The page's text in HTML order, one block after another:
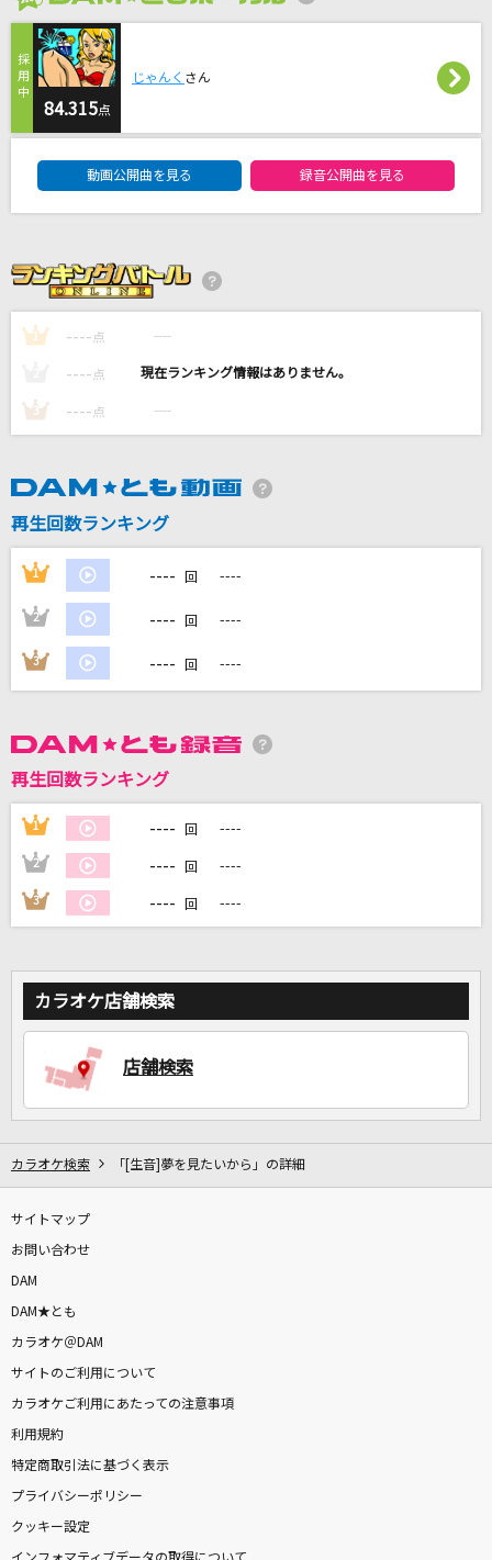
怪獣の花唄
Vaundy
ヘビーローテーション
AKB48
大器晩成
アンジュルム
POP SONG(ビデオクリップバージョン)
米津玄師
DAMの新曲・ランキングなど
カラオケ最新情報をチェック！
カラオケをもっと楽しもう！
自宅でカラオケ歌い放題！
84.315点
じゃんく さん
動画公開曲を見る 録音公開曲を見る
1 ---- 点 ----
---- 点 ----
3 ---- 点 ----
再生回数ランキング
1 ---- 回 ----
2 ---- 回 ----
3 ---- 回 ----
再生回数ランキング
1 ---- 回 ----
2 ---- 回 ----
3 ---- 回 ----
カラオケ店舗検索
店舗検索
カラオケ検索 「[生音]夢を見たいから」の詳細
サイトマップ
お問い合わせ
DAM
DAM★とも
カラオケ＠DAM
サイトのご利用について
カラオケご利用にあたっての注意事項
利用規約
特定商取引法に基づく表示
プライバシーポリシー
クッキー設定